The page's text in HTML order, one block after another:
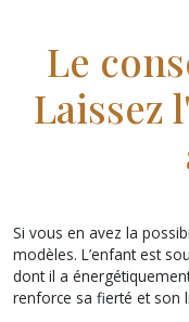
Le
Laissez
Si vous en avez la
modèles. L’enfant est
dont il a
renforce sa fierté et son